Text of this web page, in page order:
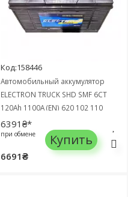
Код:158446
Автомобильный аккумулятор
ELECTRON TRUCK SHD SMF 6СТ
120Ah 1100А (EN) 620 102 110
6391₴*
при обмене
6691₴
Купить